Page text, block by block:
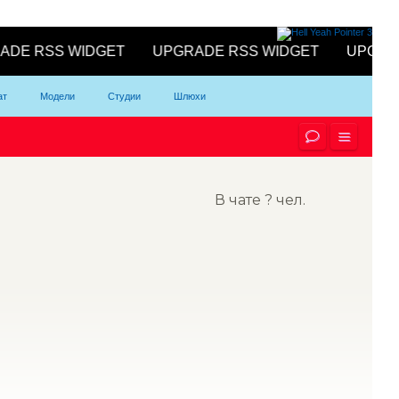
Модели Студии Шлюхи